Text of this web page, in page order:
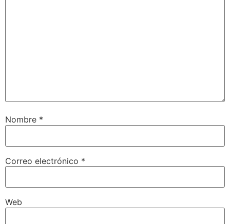
Nombre *
Correo electrónico *
Web